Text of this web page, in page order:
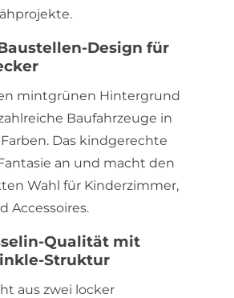
Design für
mintgrünen Hintergrund
Baufahrzeuge in
Das kindgerechte
an und macht den
Wahl für Kinderzimmer,
Accessoires.
Qualität mit
Struktur
aus zwei locker